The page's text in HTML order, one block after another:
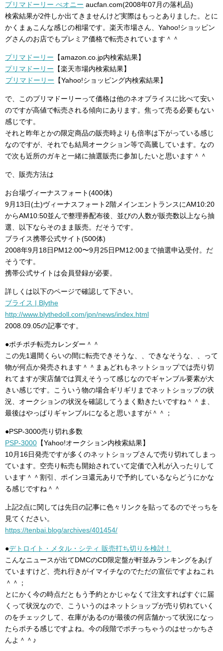
プリマドーリー ぺオニー aucfan.com(2008年07月の落札品)
検索結果が2件しか出てきませんけど実際はもっとありました。とに
かくまぁこんな感じの相場です。楽天市場さん、Yahoo!ショッピン
グさんのお店でもプレミア価格で転売されています＾＾
プリマドーリー 【amazon.co.jp内検索結果】
プリマドーリー 【楽天市場内検索結果】
プリマドーリー 【Yahoo!ショッピング内検索結果】
で、このプリマドーリーって価格は他のネオブライスに比べて安い
のですが高値で転売される傾向にあります。焦って売る必要もない
感じです。
それと昨年とかの限定商品の販売時よりも倍率は下がっている感じ
なのですが、それでも結局オークション等で高騰しています。なの
で次も近所のガキと一緒に抽選販売に参加したいと思います＾＾
で、販売方法は
お台場ヴィーナスフォート(400体)
9月13日(土)ヴィーナスフォート2階メインエントランスにAM10:20
からAM10:50並んで整理券配布後、並びの人数が販売数以上なら抽
選、以下ならそのまま販売。だそうです。
ブライス携帯公式サイト(500体)
2008年9月18日PM12:00〜9月25日PM12:00まで抽選申込受付。だ
そうです。
携帯公式サイトは会員登録が必要。
詳しくは以下のページで確認して下さい。
ブライス | Blythe
http://www.blythedoll.com/jpn/news/index.html
2008.09.05の記事です。
●ポチポチ転売カレンダー＾＾
この先1週間くらいの間に転売できそうな、、できなそうな、、って
物が何点か発売されます＾＾まぁどれもネットショップでは売り切
れてますが実店舗では買えそうって感じなのでギャンブル要素が大
きい感じです。こういう物の場合ギリギリまでネットショップの状
況、オークションの状況を確認してうまく動きたいですね＾＾ま、
最後はやっぱりギャンブルになると思いますが＾＾；
●PSP-3000売り切れ多数
PSP-3000 【Yahoo!オークション内検索結果】
10月16日発売ですが多くのネットショップさんで売り切れてしまっ
ています。空売り転売も開始されていて定価で入札が入ったりして
います＾＾割引、ポインヨ還元ありで予約しているならどうにかな
る感じですね＾＾
上記2点に関しては先日の記事に色々リンクを貼ってるのでそっちを
見てください。
https://tenbai.blog/archives/401454/
●デトロイト・メタル・シティ 販売打ち切りを検討！
こんなニュースが出てDMCのCD限定盤が軒並みランキングをあげ
ていますけど、売れ行きがイマイチなのでただの宣伝ですよねこれ
＾＾；
とにかく今の時点だともう予約とかじゃなくて注文すればすぐに届
くって状況なので、こういうのはネットショップが売り切れていく
のをチェックして、在庫があるのが最後の何店舗かって状況になっ
たらポチる感じですよね。今の段階でポチっちゃうのはせっかちさ
んよ＾＾♪